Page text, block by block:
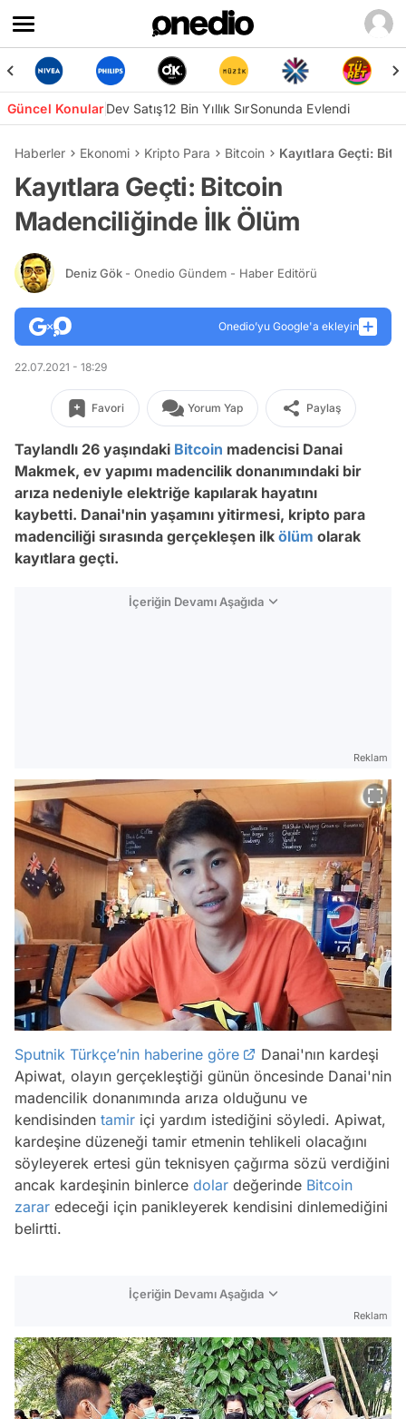
Güncel KonularDev Satış12 Bin Yıllık SırSonunda Evlendi
Haberler Ekonomi Kripto Para Bitcoin Kayıtlara Geçti:
Kayıtlara Geçti: Bitcoin
Madenciliğinde İlk Ölüm
Deniz Gök - Onedio Gündem - Haber Editörü
Onedio’yu Google'a ekleyin
22.07.2021 - 18:29
Favori Yorum Yap Paylaş
Taylandlı 26 yaşındaki Bitcoin madencisi Danai
Makmek, ev yapımı madencilik donanımındaki bir
arıza nedeniyle elektriğe kapılarak hayatını
kaybetti. Danai'nin yaşamını yitirmesi, kripto para
madenciliği sırasında gerçekleşen ilk ölüm olarak
kayıtlara geçti.
İçeriğin Devamı Aşağıda
Reklam
Sputnik Türkçe’nin haberine göre
Danai'nın kardeşi
Apiwat, olayın gerçekleştiği günün öncesinde Danai'nin
madencilik donanımında arıza olduğunu ve
kendisinden tamir içi yardım istediğini söyledi. Apiwat,
kardeşine düzeneği tamir etmenin tehlikeli olacağını
söyleyerek ertesi gün teknisyen çağırma sözü verdiğini
ancak kardeşinin binlerce dolar değerinde Bitcoin
zarar edeceği için panikleyerek kendisini dinlemediğini
belirtti.
İçeriğin Devamı Aşağıda
Reklam